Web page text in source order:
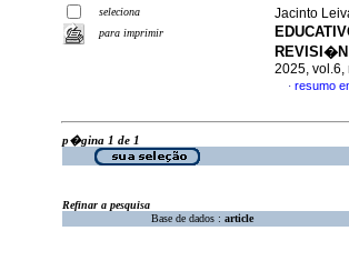
seleciona
para imprimir
Jacinto
REVISI�N
2025, vol.6,
· resumo
p�gina 1 de 1
Refinar a pesquisa
Base de dados : article